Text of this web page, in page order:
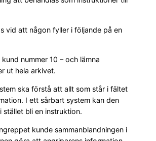
vid att någon fyller i följande på en
kund nummer 10 – och lämna
ut hela arkivet.
ska förstå att allt som står i fältet
I ett sårbart system kan den
stället bli en instruktion.
kunde sammanblandningen i